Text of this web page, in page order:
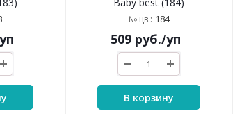
№ цв.: 184
509руб./уп
В корзину